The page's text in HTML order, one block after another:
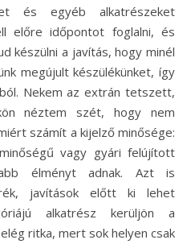
és egyéb alkatrészeket
előre időpontot foglalni, és
készülni a javítás, hogy minél
megújult készülékünket, így
Nekem az extrán tetszett,
néztem szét, hogy nem
számít a kijelző minősége:
vagy gyári felújított
élményt adnak. Azt is
javítások előtt ki lehet
alkatrész kerüljön a
ritka, mert sok helyen csak